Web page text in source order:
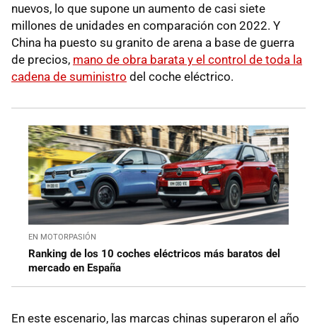
nuevos, lo que supone un aumento de casi siete
millones de unidades en comparación con 2022. Y
China ha puesto su granito de arena a base de guerra
de precios, mano de obra barata y el control de toda la
cadena de suministro del coche eléctrico.
EN MOTORPASIÓN
Ranking de los 10 coches eléctricos más baratos del
mercado en España
En este escenario, las marcas chinas superaron el año